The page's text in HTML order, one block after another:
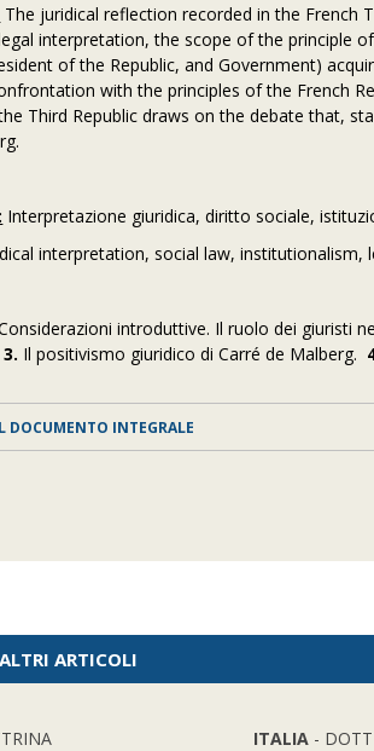
The juridical reflection recorded in the French
interpretation, the scope of the principle
of the Republic, and Government)
with the principles of the French
Third Republic draws on the debate that,
Interpretazione giuridica, diritto sociale,
interpretation, social law, institutionalism,
introduttive. Il ruolo dei giuristi
3. Il positivismo giuridico di Carré de Malberg.
DOCUMENTO INTEGRALE
ARTICOLI
ITALIA -